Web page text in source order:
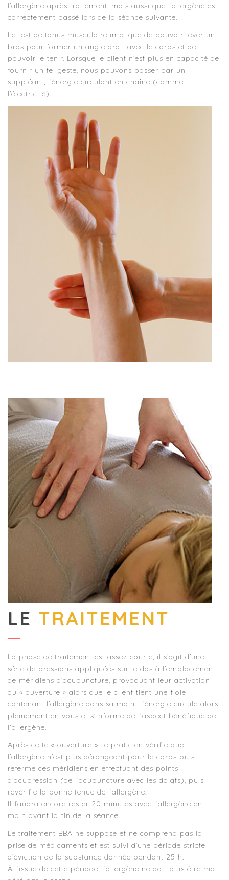
l’allergène après traitement, mais aussi que l’allergène est
correctement passé lors de la séance suivante.
Le test de tonus musculaire implique de pouvoir lever un
bras pour former un angle droit avec le corps et de
pouvoir le tenir. Lorsque le client n’est plus en capacité de
fournir un tel geste, nous pouvons passer par un
suppléant, l’énergie circulant en chaîne (comme
l’électricité).
LE TRAITEMENT
La phase de traitement est assez courte, il s’agit d’une
série de pressions appliquées sur le dos à l’emplacement
de méridiens d’acupuncture, provoquant leur activation
ou « ouverture » alors que le client tient une fiole
contenant l’allergène dans sa main. L’énergie circule alors
pleinement en vous et s'informe de l'aspect bénéfique de
l'allergène.
Après cette « ouverture », le praticien vérifie que
l’allergène n’est plus dérangeant pour le corps puis
referme ces méridiens en effectuant des points
d’acupression (de l’acupuncture avec les doigts), puis
revérifie la bonne tenue de l’allergène.
Il faudra encore rester 20 minutes avec l’allergène en
main avant la fin de la séance.
Le traitement BBA ne suppose et ne comprend pas la
prise de médicaments et est suivi d’une période stricte
d’éviction de la substance donnée pendant 25 h.
À l’issue de cette période, l’allergène ne doit plus être mal